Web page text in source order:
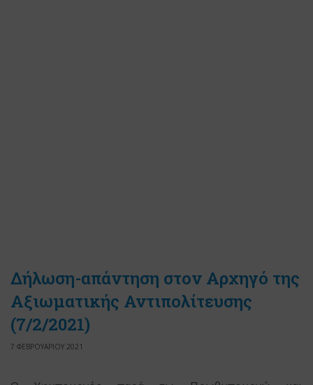
Δήλωση-απάντηση στον Aρχηγό της
Αξιωματικής Αντιπολίτευσης
(7/2/2021)
7 ΦΕΒΡΟΥΑΡΙΟΥ 2021